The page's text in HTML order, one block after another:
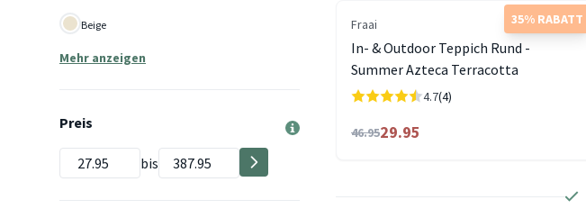
Beige
Mehr anzeigen
Preis
bis
35% RABATT
Fraai
In- & Outdoor Teppich Rund -
Summer Azteca Terracotta
4.7(4)
46.9529.95